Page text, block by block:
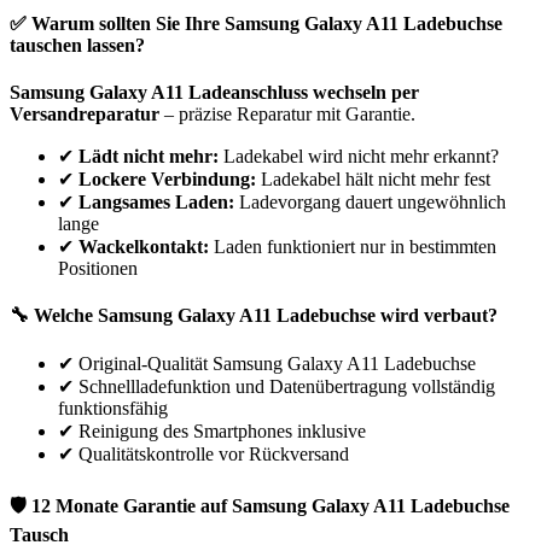
✅ Warum sollten Sie Ihre Samsung Galaxy A11 Ladebuchse
tauschen lassen?
Samsung Galaxy A11 Ladeanschluss wechseln per
Versandreparatur – präzise Reparatur mit Garantie.
✔ Lädt nicht mehr: Ladekabel wird nicht mehr erkannt?
✔ Lockere Verbindung: Ladekabel hält nicht mehr fest
✔ Langsames Laden: Ladevorgang dauert ungewöhnlich
lange
✔ Wackelkontakt: Laden funktioniert nur in bestimmten
Positionen
🔧 Welche Samsung Galaxy A11 Ladebuchse wird verbaut?
✔ Original-Qualität Samsung Galaxy A11 Ladebuchse
✔ Schnellladefunktion und Datenübertragung vollständig
funktionsfähig
✔ Reinigung des Smartphones inklusive
✔ Qualitätskontrolle vor Rückversand
🛡 12 Monate Garantie aufSamsung Galaxy A11 Ladebuchse
Tausch